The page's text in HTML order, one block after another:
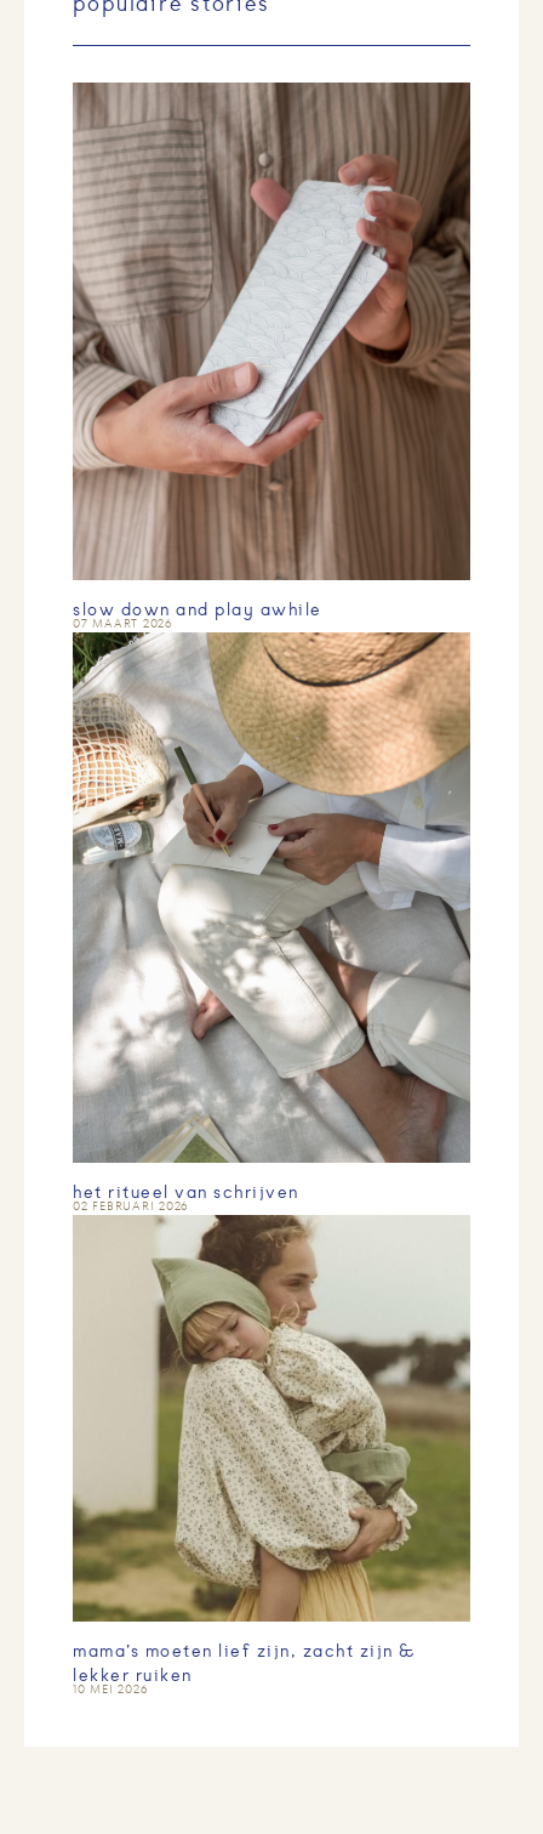
slow down and play awhile
07 MAART 2026
het ritueel van schrijven
02 FEBRUARI 2026
mama’s moeten lief zijn, zacht zijn &
lekker ruiken
10 MEI 2026